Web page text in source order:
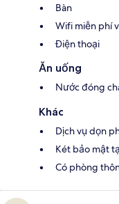
Bàn
Wifi miễn phí
Điện thoại
Ăn uống
Nước đóng
Khác
Dịch vụ dọn
Két bảo mật
Có phòng